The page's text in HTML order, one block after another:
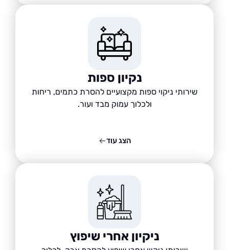
נקיון ספות
שירותי ניקוי ספות מקצועיים להסרת כתמים, ריחות
ולכלוך עמוק מבד ועור.
ניקיון אחרי שיפוץ